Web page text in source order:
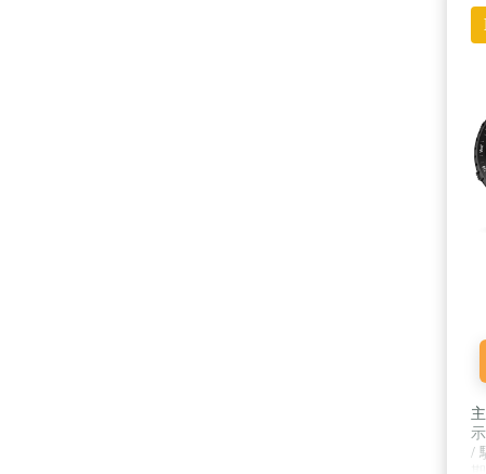
/